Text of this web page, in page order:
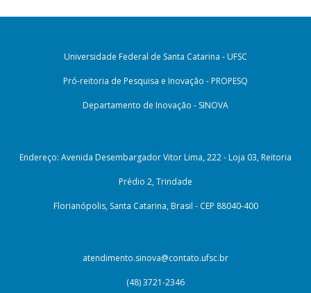
Universidade Federal de Santa Catarina - UFSC
Pró-reitoria de Pesquisa e Inovação - PROPESQ
Departamento de Inovação - SINOVA
Endereço: Avenida Desembargador Vitor Lima, 222 - Loja 03, Reitoria
Prédio 2, Trindade
Florianópolis, Santa Catarina, Brasil - CEP 88040-400
atendimento.sinova@contato.ufsc.br
(48) 3721-2346